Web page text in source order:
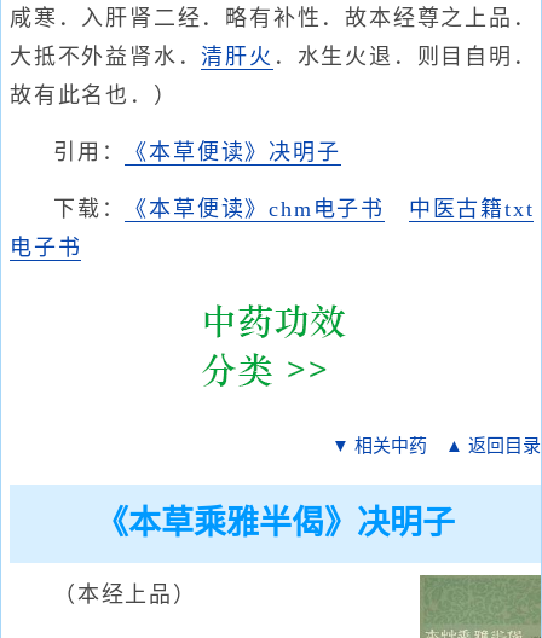
咸寒．入肝肾二经．略有补性．故本经尊之上品．
大抵不外益肾水．清肝火 ．水生火退．则目自明．
故有此名也．）
引用： 《本草便读》决明子
下载： 《本草便读》chm电子书
中医古籍txt
电子书
▼ 相关中药 ▲ 返回目录
《本草乘雅半偈》决明子
（本经上品）